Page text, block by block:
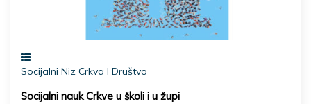
Socijalni Niz Crkva I Društvo
Socijalni nauk Crkve u školi i u župi